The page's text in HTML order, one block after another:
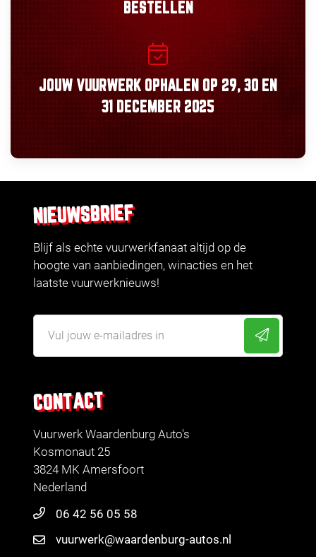
BESTELLEN
JOUW VUURWERK OPHALEN OP 29, 30 EN
31 DECEMBER 2025
CONTACT
Vuurwerk Waardenburg Auto's
Kosmonaut 25
3824 MK Amersfoort
Nederland
06 42 56 05 58
vuurwerk@waardenburg-autos.nl
NIEUWSBRIEF
Blijf als echte vuurwerkfanaat altijd op de
hoogte van aanbiedingen, winacties en het
laatste vuurwerknieuws!